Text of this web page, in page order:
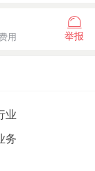
用 举报
业
务